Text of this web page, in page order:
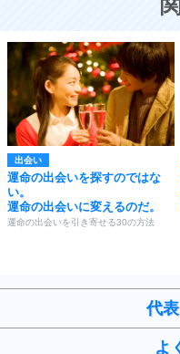
出会い
運命の出会いを探すのではな
い。
運命の出会いに変えるのだ。
運命の出会いを引き寄せる30の方法
代
よ